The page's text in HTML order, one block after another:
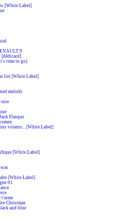
[White Label]
9
time to go)
list [White Label]
melody
nite
Flasque
volants... [White Label]
[White Label]
[White Label]
91
t'aime
Christmas
and blue